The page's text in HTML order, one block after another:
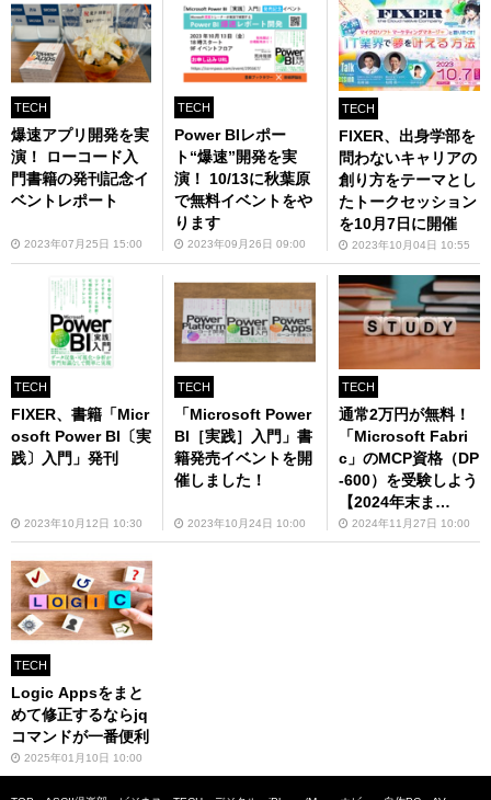
TECH
爆速アプリ開発を実
演！ ローコード入
門書籍の発刊記念イ
ベントレポート
2023年07月25日 15:00
TECH
Power BIレポー
ト“爆速”開発を実
演！ 10/13に秋葉原
で無料イベントをや
ります
2023年09月26日 09:00
TECH
FIXER、出身学部を
問わないキャリアの
創り方をテーマとし
たトークセッション
を10月7日に開催
2023年10月04日 10:55
TECH
FIXER、書籍「Micr
osoft Power BI〔実
践〕入門」発刊
2023年10月12日 10:30
TECH
「Microsoft Power
BI［実践］入門」書
籍発売イベントを開
催しました！
2023年10月24日 10:00
TECH
通常2万円が無料！
「Microsoft Fabri
c」のMCP資格（DP
-600）を受験しよう
【2024年末ま
で！】
2024年11月27日 10:00
TECH
Logic Appsをまと
めて修正するならjq
コマンドが一番便利
2025年01月10日 10:00